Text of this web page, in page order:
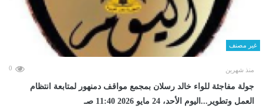
غير مصنف
منذ شهرين 0
جولة مفاجئة للواء خالد رسلان بمجمع مواقف دمنهور لمتابعة انتظام
العمل وتطوير...اليوم الأحد، 24 مايو 2026 11:40 صـ